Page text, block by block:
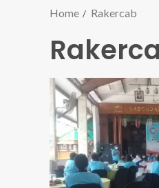
Home Rakercab